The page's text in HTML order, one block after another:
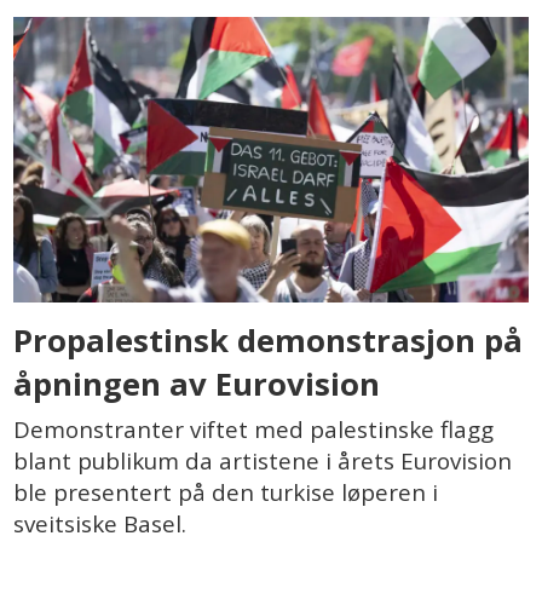
Propalestinsk demonstrasjon på
åpningen av Eurovision
Demonstranter viftet med palestinske flagg
blant publikum da artistene i årets Eurovision
ble presentert på den turkise løperen i
sveitsiske Basel.